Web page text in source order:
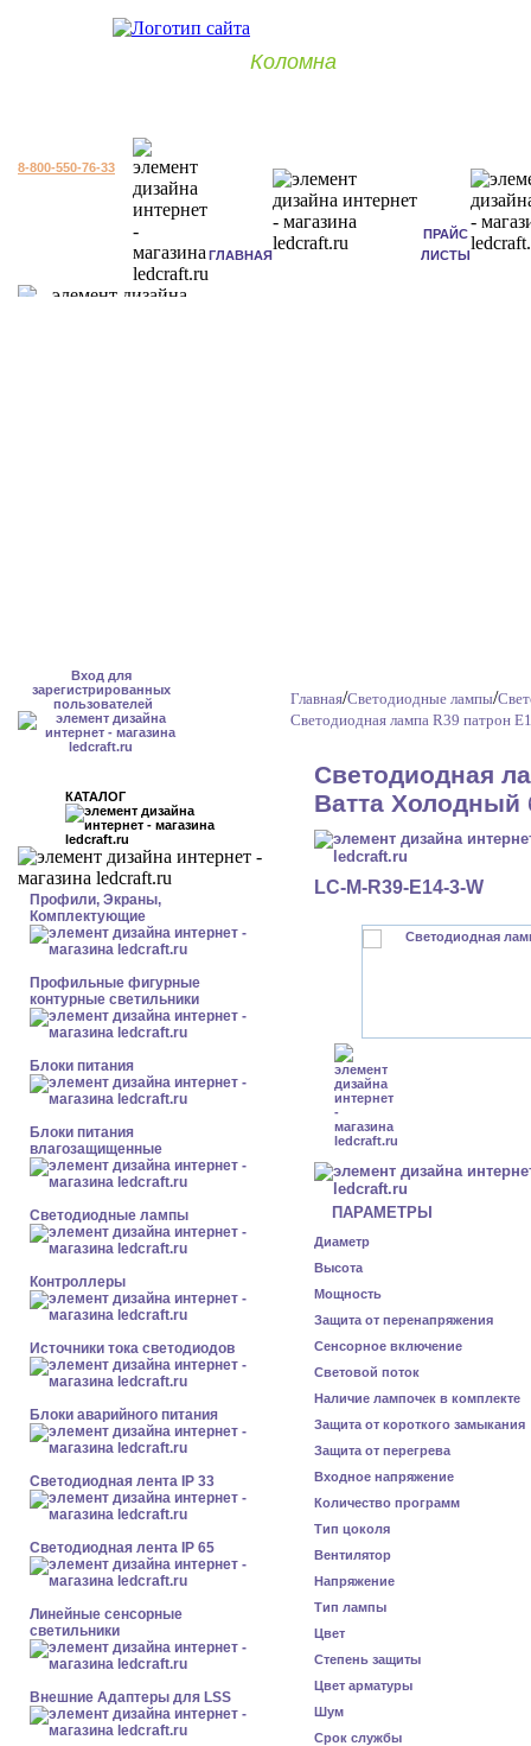
Коломна
8-800-550-76-33
ГЛАВНАЯ
ПРАЙС
ЛИСТЫ
Вход для
зарегистрированных
пользователей
КАТАЛОГ
Профили, Экраны,
Комплектующие
Профильные фигурные
контурные светильники
Блоки питания
Блоки питания
влагозащищенные
Светодиодные лампы
Контроллеры
Источники тока светодиодов
Блоки аварийного питания
Светодиодная лента IP 33
Светодиодная лента IP 65
Линейные сенсорные
светильники
Внешние Адаптеры для LSS
Главная/Светодиодные лампы/
Светодиодная лампа R39 патрон
Светодиодная
Ватта Холодный
LC-M-R39-E14-3-W
ПАРАМЕТРЫ
Диаметр
Высота
Мощность
Защита от перенапряжения
Сенсорное включение
Световой поток
Наличие лампочек в комплекте
Защита от короткого замыкания
Защита от перегрева
Входное напряжение
Количество программ
Тип цоколя
Вентилятор
Напряжение
Тип лампы
Цвет
Степень защиты
Цвет арматуры
Шум
Срок службы